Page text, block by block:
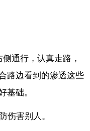
通行，认真走路，
路边看到的渗透这些
基础。
伤害别人。